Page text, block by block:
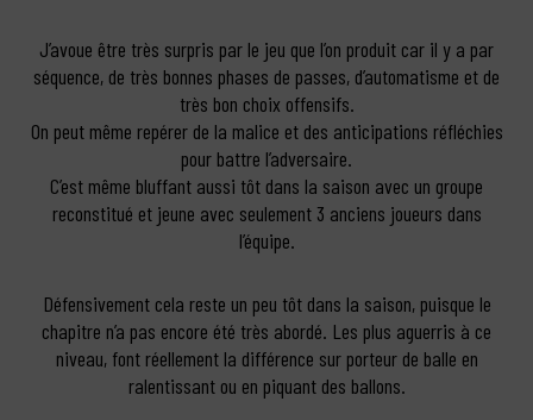
J’avoue être très surpris par le jeu que l’on produit car il y a par
séquence, de très bonnes phases de passes, d’automatisme et de
très bon choix offensifs.
On peut même repérer de la malice et des anticipations réfléchies
pour battre l’adversaire.
C’est même bluffant aussi tôt dans la saison avec un groupe
reconstitué et jeune avec seulement 3 anciens joueurs dans
l’équipe.
Défensivement cela reste un peu tôt dans la saison, puisque le
chapitre n’a pas encore été très abordé. Les plus aguerris à ce
niveau, font réellement la différence sur porteur de balle en
ralentissant ou en piquant des ballons.